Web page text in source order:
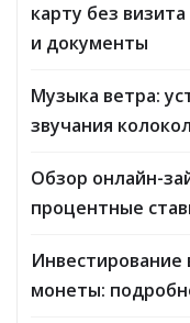
карту без
и документы
Музыка ветра:
звучания
Обзор онлайн-
процентные
Инвестирование
монеты: